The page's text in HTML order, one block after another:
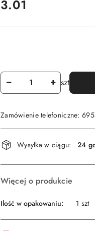
cena:
3.01
Ilość szt
Zamówienie telefoniczne:
Dostępność
i
dostawa
Wysyłka w ciągu: 24
Więcej o produkcie
Ilość w opakowaniu: 1 szt